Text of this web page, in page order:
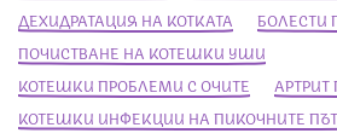
ДЕХИДРАТАЦИЯ НА КОТКАТА
БОЛЕСТИ
ПОЧИСТВАНЕ НА КОТЕШКИ УШИ
КОТЕШКИ ПРОБЛЕМИ С ОЧИТЕ
АРТРИТ
КОТЕШКИ ИНФЕКЦИИ НА ПИКОЧНИТЕ